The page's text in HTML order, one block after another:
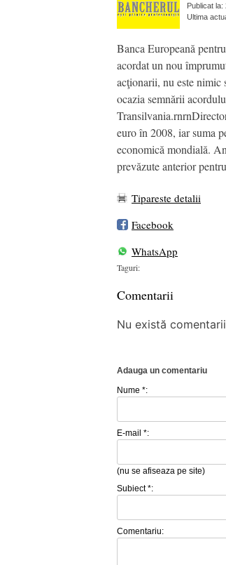
Publicat
Ultima
Banca Europeană
acordat un nou
acţionarii, nu este nimic
ocazia semnării
euro în 2008, iar suma
economică mondială.
prevăzute anterior
Tipareste detalii
Facebook
WhatsApp
Taguri:
Comentarii
Nu există
Adauga un comentariu
Nume *:
E-mail *:
(nu se afiseaza pe site)
Subiect *:
Comentariu: